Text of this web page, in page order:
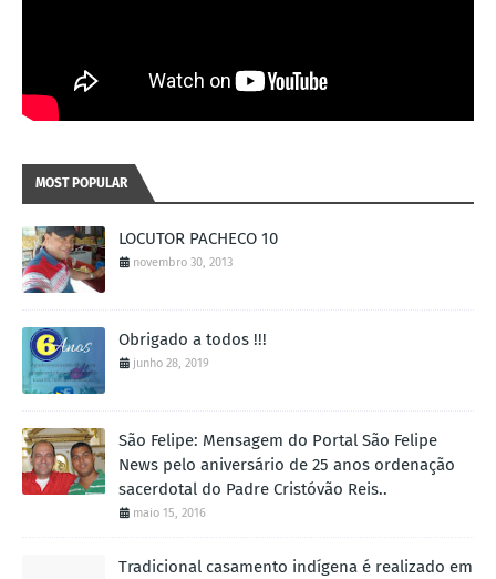
MOST POPULAR
LOCUTOR PACHECO 10
novembro 30, 2013
Obrigado a todos !!!
junho 28, 2019
São Felipe: Mensagem do Portal São Felipe
News pelo aniversário de 25 anos ordenação
sacerdotal do Padre Cristóvão Reis..
maio 15, 2016
Tradicional casamento indígena é realizado em